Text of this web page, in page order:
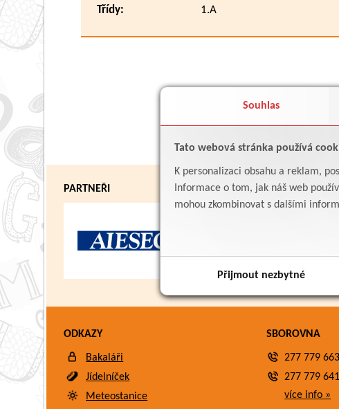
Souhlas
Tato webová stránka používá
K personalizaci obsahu a reklam,
Informace o tom, jak náš web
mohou zkombinovat s dalšími
Přijmout nezbytné
Třídy: 1.A
PARTNEŘI
ODKAZY
Bakaláři
Jídelníček
Meteostanice
SBOROVNA
277 779
277 779
více info »